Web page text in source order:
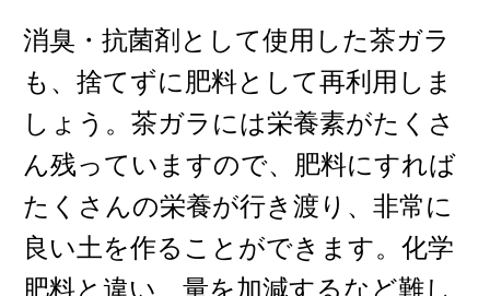
消臭・抗菌剤として使用した茶ガラ
も、捨てずに肥料として再利用しま
しょう。茶ガラには栄養素がたくさ
ん残っていますので、肥料にすれば
たくさんの栄養が行き渡り、非常に
良い土を作ることができます。化学
肥料と違い、量を加減するなど難し